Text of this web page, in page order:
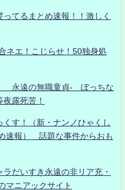
てるまとめ速報！！激しく
ネエ！こじらせ！50独身処
永遠の無職童貞- ぼっちな
露死苦！
す！（新・ナンノひゃくし
速報） 話題な事件からおも
だいすき永遠の非リア充・
マニアックサイト